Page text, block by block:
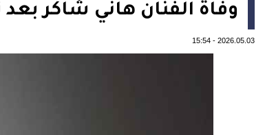
وفاة الفنان هاني شاكر
2026.05.03
-
15:54